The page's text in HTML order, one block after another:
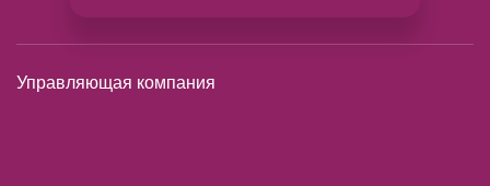
Управляющая компания